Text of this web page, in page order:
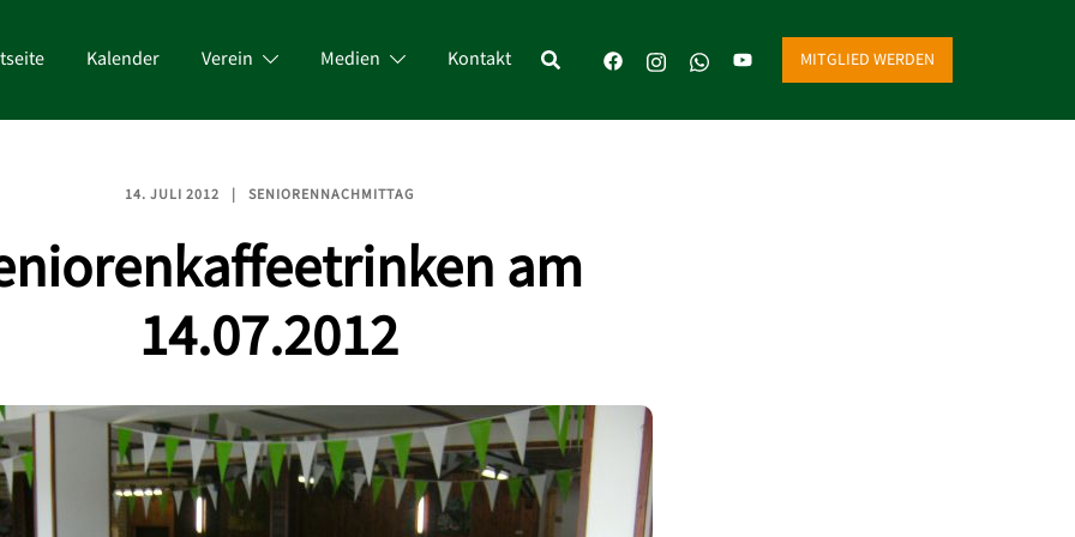
Kalender Verein Medien Kontakt MITGLIED WERDEN
14. JULI 2012 SENIORENNACHMITTAG
am
14.07.2012